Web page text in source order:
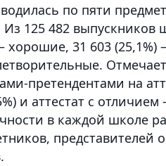
по пяти
125 482 выпускников
хорошие, 31 603
претендентами на
и аттестат с
в каждой школе